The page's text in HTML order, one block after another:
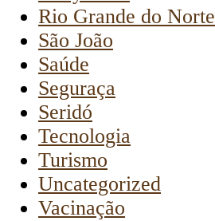
Rio Grande do Norte
São João
Saúde
Seguraça
Seridó
Tecnologia
Turismo
Uncategorized
Vacinação